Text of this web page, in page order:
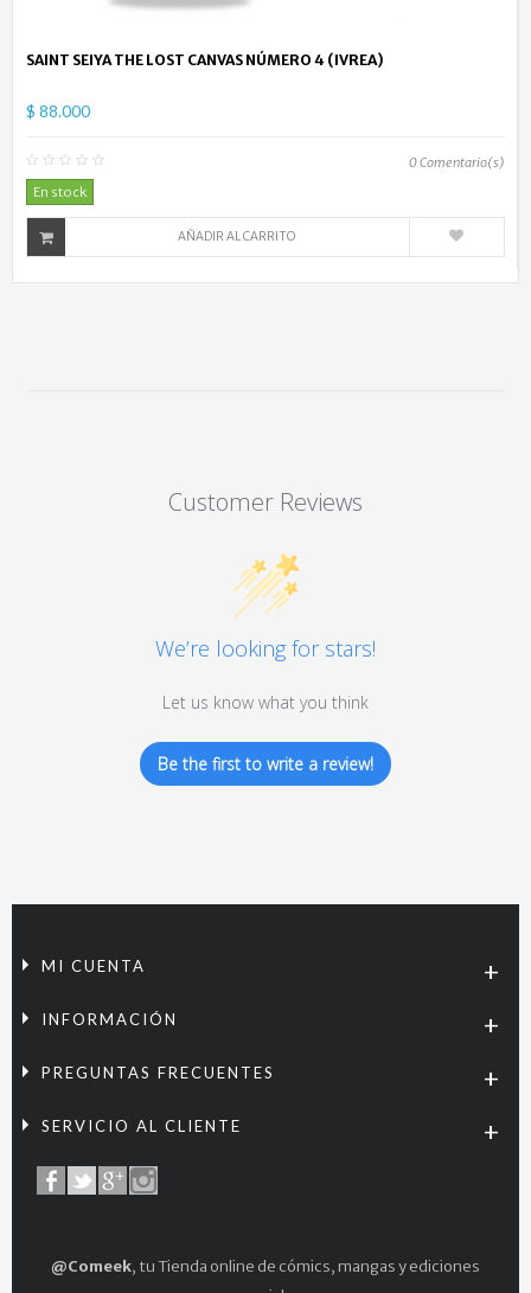
SAINT SEIYA THE LOST CANVAS NÚMERO 4 (IVREA)
$ 88.000
0Comentario(s)
En stock
AÑADIR AL CARRITO
Customer Reviews
We’re looking for stars!
Let us know what you think
Be the first to write a review!
MI CUENTA
INFORMACIÓN
PREGUNTAS FRECUENTES
SERVICIO AL CLIENTE
@Comeek, tu Tienda online de cómics, mangas y ediciones